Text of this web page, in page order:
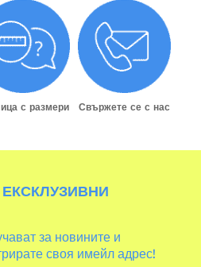
с размери Свържете се с нас
за новините и
своя имейл адрес!